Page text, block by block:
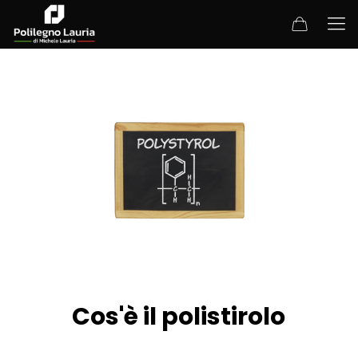
Cos'è il polistirolo